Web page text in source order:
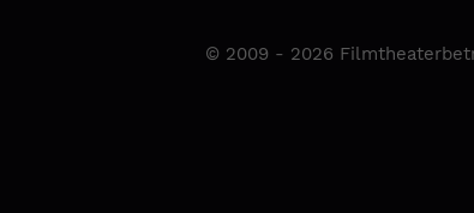
© 2009 - 2026